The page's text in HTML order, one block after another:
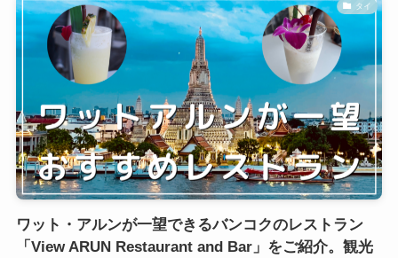
タイ
ワット・アルンが一望できるバンコクのレストラン
「View ARUN Restaurant and Bar」をご紹介。観光